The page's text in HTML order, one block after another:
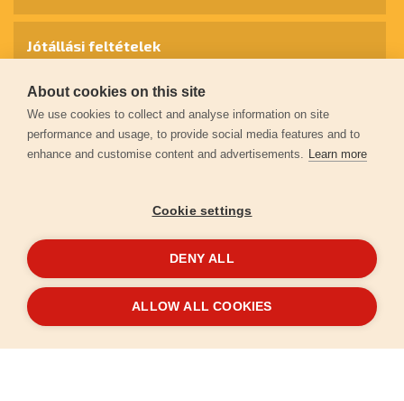
© 2026extol.hu- Minden jog fenntartva
Jótállási feltételek
Személyes adatok védelme
Kapcsolat
Garancia regisztráció
LétrehoztaFEO
About cookies on this site
We use cookies to collect and analyse information on site
performance and usage, to provide social media features and to
enhance and customise content and advertisements. Learn more
Cookie settings
DENY ALL
ALLOW ALL COOKIES